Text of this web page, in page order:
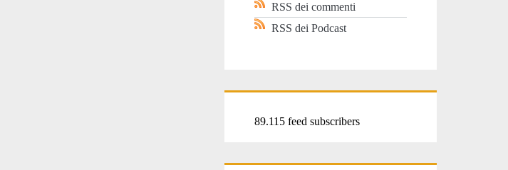
RSS dei commenti
RSS dei Podcast
89.115 feed subscribers